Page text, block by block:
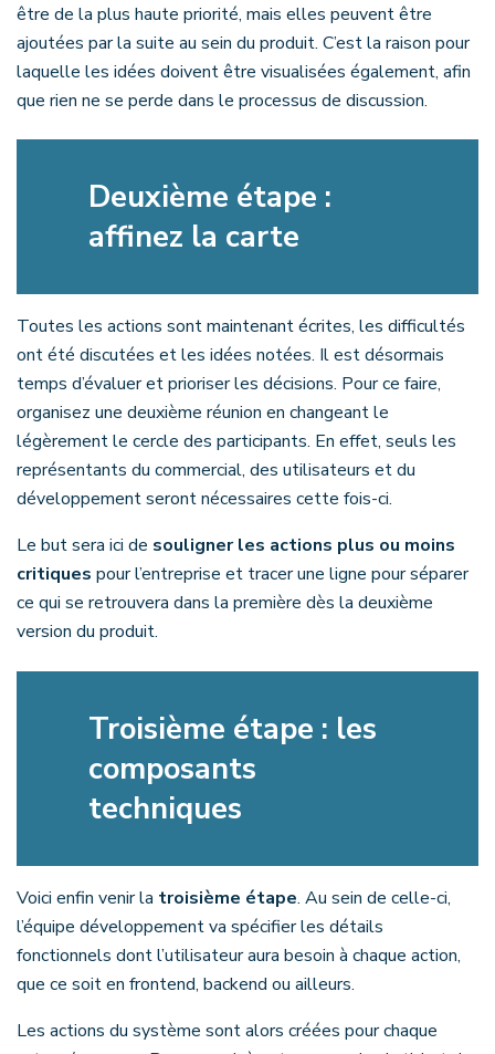
être de la plus haute priorité, mais elles peuvent être
ajoutées par la suite au sein du produit. C’est la raison pour
laquelle les idées doivent être visualisées également, afin
que rien ne se perde dans le processus de discussion.
Deuxième étape :
affinez la carte
Toutes les actions sont maintenant écrites, les difficultés
ont été discutées et les idées notées. Il est désormais
temps d’évaluer et prioriser les décisions. Pour ce faire,
organisez une deuxième réunion en changeant le
légèrement le cercle des participants. En effet, seuls les
représentants du commercial, des utilisateurs et du
développement seront nécessaires cette fois-ci.
Le but sera ici de souligner les actions plus ou moins
critiques pour l’entreprise et tracer une ligne pour séparer
ce qui se retrouvera dans la première dès la deuxième
version du produit.
Troisième étape : les
composants
techniques
Voici enfin venir la troisième étape. Au sein de celle-ci,
l’équipe développement va spécifier les détails
fonctionnels dont l’utilisateur aura besoin à chaque action,
que ce soit en frontend, backend ou ailleurs.
Les actions du système sont alors créées pour chaque